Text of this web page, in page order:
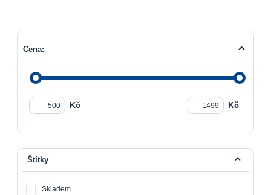
Cena:
Kč Kč
Štítky
Skladem